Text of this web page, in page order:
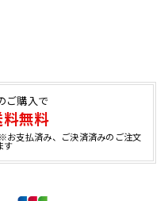
ご購入で
無料
支払済み、ご決済済みのご注文
す